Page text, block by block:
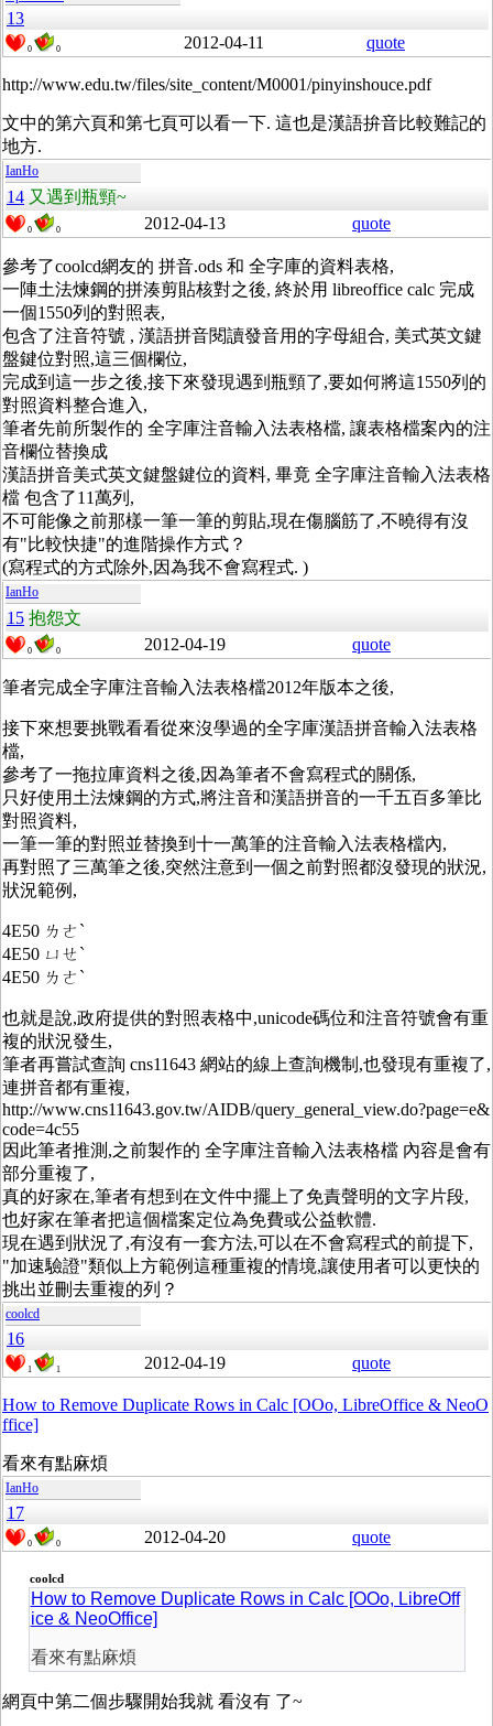
13
0 0 2012-04-11 quote
http://www.edu.tw/files/site_content/M0001/pinyinshouce.pdf
文中的第六頁和第七頁可以看一下. 這也是漢語拚音比較難記的
地方.
IanHo
14 又遇到瓶頸~
0 0 2012-04-13 quote
參考了coolcd網友的 拼音.ods 和 全字庫的資料表格,
一陣土法煉鋼的拼湊剪貼核對之後, 終於用 libreoffice calc 完成
一個1550列的對照表,
包含了注音符號 , 漢語拼音閱讀發音用的字母組合, 美式英文鍵
盤鍵位對照,這三個欄位,
完成到這一步之後,接下來發現遇到瓶頸了,要如何將這1550列的
對照資料整合進入,
筆者先前所製作的 全字庫注音輸入法表格檔, 讓表格檔案內的注
音欄位替換成
漢語拼音美式英文鍵盤鍵位的資料, 畢竟 全字庫注音輸入法表格
檔 包含了11萬列,
不可能像之前那樣一筆一筆的剪貼,現在傷腦筋了,不曉得有沒
有"比較快捷"的進階操作方式？
(寫程式的方式除外,因為我不會寫程式. )
IanHo
15 抱怨文
0 0 2012-04-19 quote
筆者完成全字庫注音輸入法表格檔2012年版本之後,
接下來想要挑戰看看從來沒學過的全字庫漢語拼音輸入法表格
檔,
參考了一拖拉庫資料之後,因為筆者不會寫程式的關係,
只好使用土法煉鋼的方式,將注音和漢語拼音的一千五百多筆比
對照資料,
一筆一筆的對照並替換到十一萬筆的注音輸入法表格檔內,
再對照了三萬筆之後,突然注意到一個之前對照都沒發現的狀況,
狀況範例,
4E50 ㄌㄜˋ
4E50 ㄩㄝˋ
4E50 ㄌㄜˋ
也就是說,政府提供的對照表格中,unicode碼位和注音符號會有重
複的狀況發生,
筆者再嘗試查詢 cns11643 網站的線上查詢機制,也發現有重複了,
連拼音都有重複,
http://www.cns11643.gov.tw/AIDB/query_general_view.do?page=e&
code=4c55
因此筆者推測,之前製作的 全字庫注音輸入法表格檔 內容是會有
部分重複了,
真的好家在,筆者有想到在文件中擺上了免責聲明的文字片段,
也好家在筆者把這個檔案定位為免費或公益軟體.
現在遇到狀況了,有沒有一套方法,可以在不會寫程式的前提下,
"加速驗證"類似上方範例這種重複的情境,讓使用者可以更快的
挑出並刪去重複的列？
coolcd
16
1 1 2012-04-19 quote
How to Remove Duplicate Rows in Calc [OOo, LibreOffice & NeoO
ffice]
看來有點麻煩
IanHo
17
0 0 2012-04-20 quote
coolcd
How to Remove Duplicate Rows in Calc [OOo, LibreOff
ice & NeoOffice]
看來有點麻煩
網頁中第二個步驟開始我就 看沒有 了~